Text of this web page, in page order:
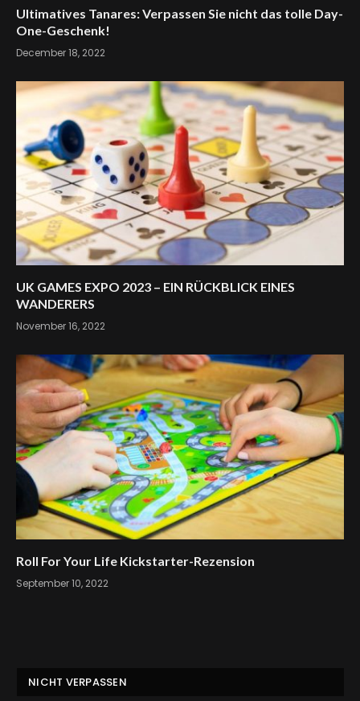
Ultimatives Tanares: Verpassen Sie nicht das tolle Day-
One-Geschenk!
December 18, 2022
UK GAMES EXPO 2023 – EIN RÜCKBLICK EINES
WANDERERS
November 16, 2022
Roll For Your Life Kickstarter-Rezension
September 10, 2022
NICHT VERPASSEN